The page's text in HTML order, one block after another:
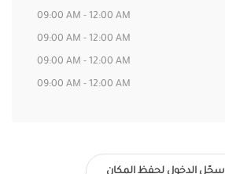
09:00 AM - 12:00 AM
09:00 AM - 12:00 AM
09:00 AM - 12:00 AM
09:00 AM - 12:00 AM
سجّل الدخول لحفظ المكان